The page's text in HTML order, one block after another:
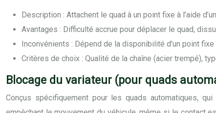
Description : Attachent le quad à un point fixe à l’aide
Avantages : Difficulté accrue pour déplacer le quad,
Inconvénients : Dépend de la disponibilité d’un point
Critères de choix : Qualité de la chaîne (acier trempé),
Blocage du variateur (pour quads
Conçus spécifiquement pour les quads automatiques,